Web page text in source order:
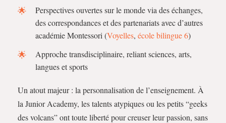
Perspectives ouvertes sur le monde via des échanges,
des correspondances et des partenariats avec d’autres
académie Montessori (Voyelles, école bilingue 6)
Approche transdisciplinaire, reliant sciences, arts,
langues et sports
Un atout majeur : la personnalisation de l’enseignement. À
la Junior Academy, les talents atypiques ou les petits “geeks
des volcans” ont toute liberté pour creuser leur passion, sans